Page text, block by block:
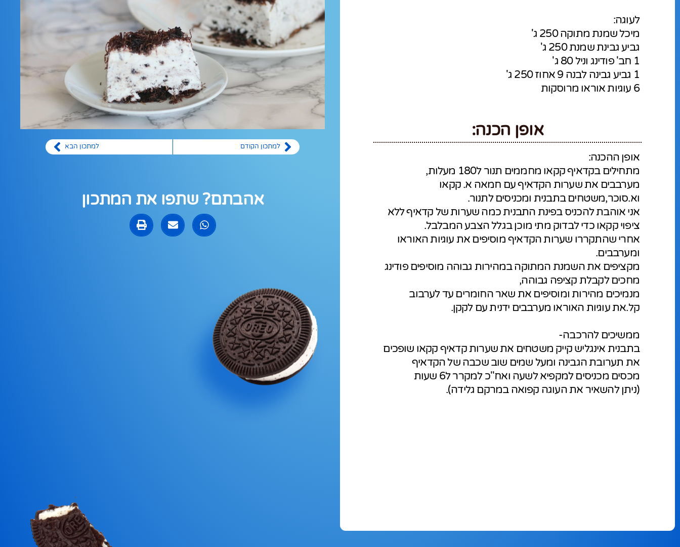
לעוגה:
מיכל שמנת מתוקה 250 ג'
גביע גבינת שמנת 250 ג'
1 חב' פודינג וניל 80 ג'
1 גביע גבינה לבנה 9 אחוז 250 ג'
6 עוגיות אוראו מרוסקות
אופן הכנה:
אופן ההכנה:
מתחילים בקדאיף קקאו מחממים תנור ל180 מעלות,
מערבבים את שערות הקדאיף עם חמאה א. קקאו
וא.סוכר,משטחים בתבנית ומכניסים לתנור.
אני אוהבת להכניס בפינת התבנית כמה שערות של קדאיף ללא
ציפוי קקאו כדי לבדוק מתי מוכן בגלל הצבע המבלבל.
אחרי שהתקררו שערות הקדאיף מוסיפים את עוגיות האוראו
ומערבבים.
מקציפים את השמנת המתוקה במהירות גבוהה מוסיפים פודינג
מחכים לקבלת קציפה גבוהה,
מנמיכים מהירות ומוסיפים את שאר החומרים עד לערבוב
קל.את עוגיות האוראו מערבבים ידנית עם לקקן.
ממשיכים להרכבה-
בתבנית אינגליש קייק משטחים את שערות קדאיף קקאו שופכים
את תערובת הגבינה ומעל שמים שוב שכבה של הקדאיף
מכסים מכניסים למקפיא לשעה ואח''כ למקרר ל6 שעות
(ניתן להשאיר את העוגה קפואה במרקם גלידה).
למתכון הקודם למתכון הבא
אהבתם? שתפו את המתכון